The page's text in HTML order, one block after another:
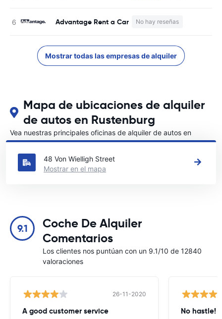
Advantage Rent a Car No hay reseñas
Mostrar todas las empresas de alquiler
Mapa de ubicaciones de alquiler
de autos en Rustenburg
Vea nuestras principales oficinas de alquiler de autos en
Rustenburg
48 Von Wielligh Street
Mostrar en el mapa
9.1
Coche De Alquiler
Comentarios
Los clientes nos puntúan con un 9.1/10 de 12840
valoraciones
26-11-2020
A good customer service No hastle!